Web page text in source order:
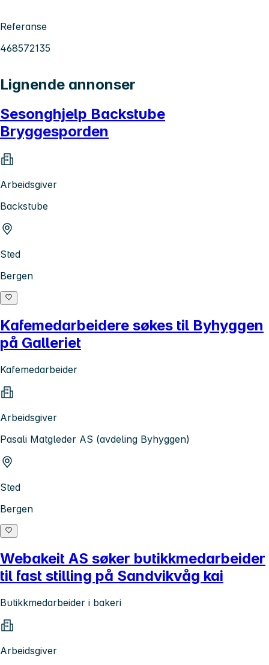
Referanse
468572135
Lignende annonser
Sesonghjelp Backstube
Bryggesporden
Arbeidsgiver
Backstube
Sted
Bergen
Kafemedarbeidere søkes til Byhyggen
på Galleriet
Kafemedarbeider
Arbeidsgiver
Pasali Matgleder AS (avdeling Byhyggen)
Sted
Bergen
Webakeit AS søker butikkmedarbeider
til fast stilling på Sandvikvåg kai
Butikkmedarbeider i bakeri
Arbeidsgiver